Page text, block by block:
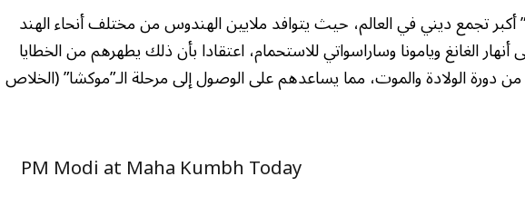
أكبر تجمع ديني في العالم، حيث يتوافد ملايين الهندوس من مختلف أنحاء الهند
أنهار الغانغ ويامونا وساراسواتي للاستحمام، اعتقادا بأن ذلك يطهرهم من الخطايا
دورة الولادة والموت، مما يساعدهم على الوصول إلى مرحلة الـ”موكشا” (الخلاص
PM Modi at Maha Kumbh Today